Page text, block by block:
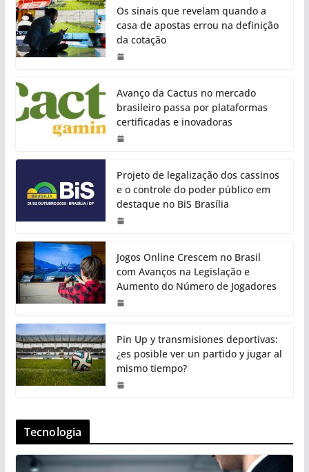
Os sinais que revelam quando a
casa de apostas errou na definição
da cotação
Avanço da Cactus no mercado
brasileiro passa por plataformas
certificadas e inovadoras
Projeto de legalização dos cassinos
e o controle do poder público em
destaque no BiS Brasília
Jogos Online Crescem no Brasil
com Avanços na Legislação e
Aumento do Número de Jogadores
Pin Up y transmisiones deportivas:
¿es posible ver un partido y jugar al
mismo tiempo?
Tecnologia